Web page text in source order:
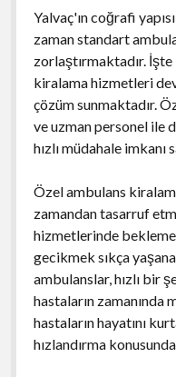
Yalvaç'ın coğrafi
zaman standart
zorlaştırmaktadır.
kiralama hizmetleri
çözüm sunmaktadır.
ve uzman personel ile
hızlı müdahale imkanı
Özel ambulans
zamandan tasarruf
hizmetlerinde
gecikmek sıkça
ambulanslar, hızlı bir
hastaların zamanında
hastaların hayatını
hızlandırma